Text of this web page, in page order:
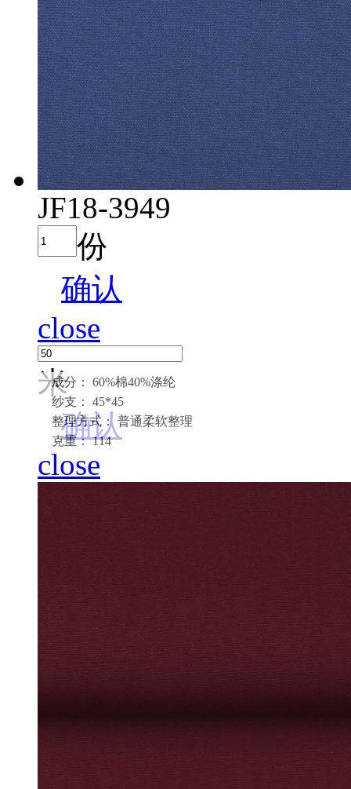
成分： 60%棉40%涤纶
纱支： 45*45
整理方式： 普通柔软整理
克重： 114
JF18-3949
份
确认
close
米
确认
close